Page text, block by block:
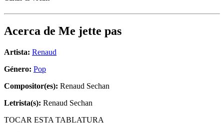
Acerca de Me jette pas
Artista: Renaud
Género: Pop
Compositor(es): Renaud Sechan
Letrista(s): Renaud Sechan
TOCAR ESTA TABLATURA